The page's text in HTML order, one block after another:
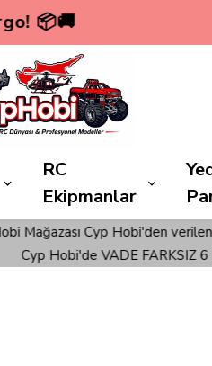
6 TAKSİT
RC
Ekipmanlar
siparişlerinizde ÜCRETSİZ
VADE FARKSIZ 6 TAKSİT